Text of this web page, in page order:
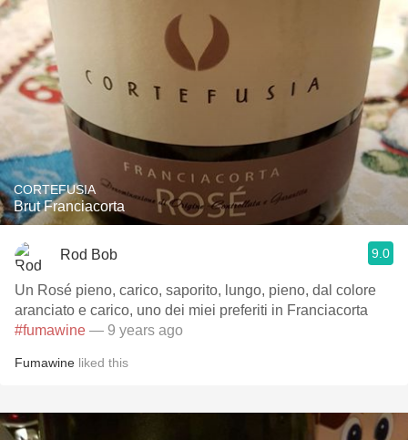
CORTEFUSIA
Brut Franciacorta
Rod Bob 9.0
Un Rosé pieno, carico, saporito, lungo, pieno, dal colore
aranciato e carico, uno dei miei preferiti in Franciacorta
#fumawine — 9 years ago
Fumawine liked this